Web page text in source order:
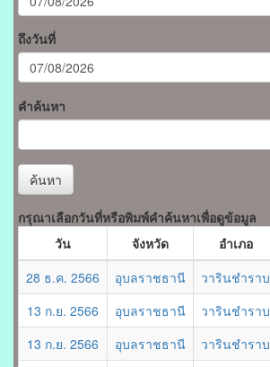
ถึงวันที่
คำค้นหา
ค้นหา
กรุณาเลือกวันที่หรือพิมพ์คำค้นหาเพื่อดูข้อมูล
วัน
จังหวัด อำเภอ
28 ธ.ค. 2566
อุบลราชธานี วารินชำราบ
13 ก.ย. 2566
อุบลราชธานี วารินชำราบ
13 ก.ย. 2566
อุบลราชธานี วารินชำราบ